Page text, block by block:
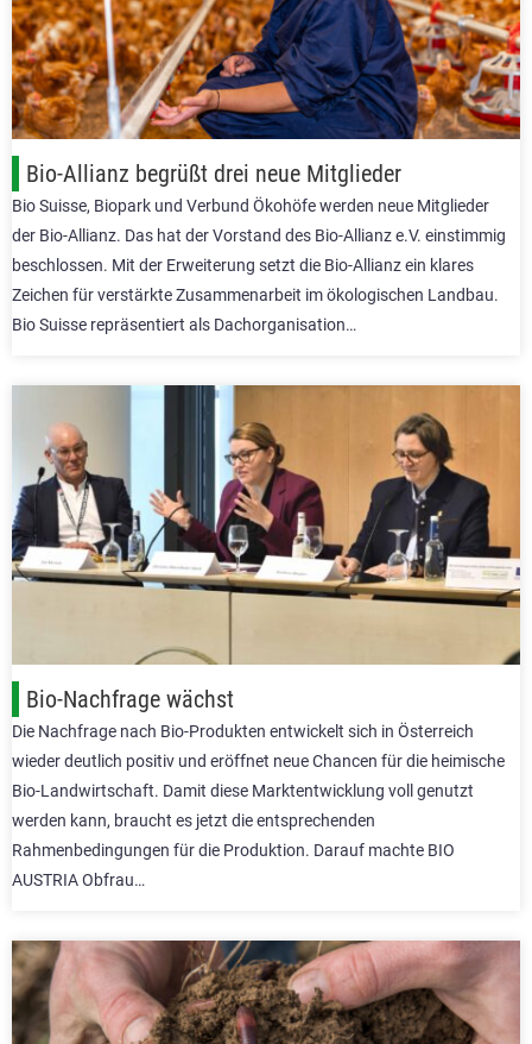
Bio-Allianz begrüßt drei neue Mitglieder
Bio Suisse, Biopark und Verbund Ökohöfe werden neue Mitglieder
der Bio-Allianz. Das hat der Vorstand des Bio-Allianz e.V. einstimmig
beschlossen. Mit der Erweiterung setzt die Bio-Allianz ein klares
Zeichen für verstärkte Zusammenarbeit im ökologischen Landbau.
Bio Suisse repräsentiert als Dachorganisation…
Bio-Nachfrage wächst
Die Nachfrage nach Bio-Produkten entwickelt sich in Österreich
wieder deutlich positiv und eröffnet neue Chancen für die heimische
Bio-Landwirtschaft. Damit diese Marktentwicklung voll genutzt
werden kann, braucht es jetzt die entsprechenden
Rahmenbedingungen für die Produktion. Darauf machte BIO
AUSTRIA Obfrau…